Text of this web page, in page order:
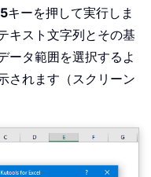
> 1 Then
support multiple
.Count > 2
Then
.Rows.Count -
キーを押して実行しま
キスト文字列とその基
ータ範囲を選択するよ
されます（スクリーン